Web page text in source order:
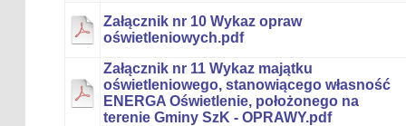
Załącznik nr 10 Wykaz opraw
oświetleniowych.pdf
Załącznik nr 11 Wykaz majątku
oświetleniowego, stanowiącego własność
ENERGA Oświetlenie, położonego na
terenie Gminy SzK - OPRAWY.pdf